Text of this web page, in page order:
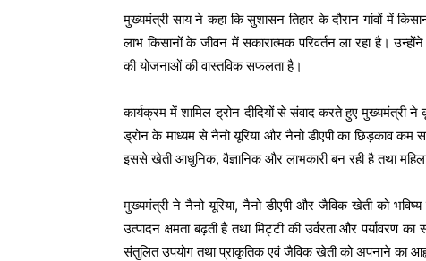
मुख्यमंत्री साय ने कहा कि सुशासन तिहार के दौरान गांवों में
लाभ किसानों के जीवन में सकारात्मक परिवर्तन ला रहा है।
की योजनाओं की वास्तविक सफलता है।
कार्यक्रम में शामिल ड्रोन दीदियों से संवाद करते हुए मुख्यमंत्री ने
ड्रोन के माध्यम से नैनो यूरिया और नैनो डीएपी का छिड़काव
इससे खेती आधुनिक, वैज्ञानिक और लाभकारी बन रही है तथा
मुख्यमंत्री ने नैनो यूरिया, नैनो डीएपी और जैविक खेती को
उत्पादन क्षमता बढ़ती है तथा मिट्टी की उर्वरता और पर्यावरण
संतुलित उपयोग तथा प्राकृतिक एवं जैविक खेती को अपनाने का